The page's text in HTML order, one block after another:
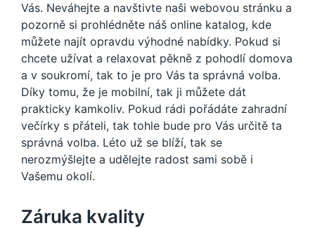
Vás. Neváhejte a navštivte naši webovou stránku a
pozorně si prohlédněte náš online katalog, kde
můžete najít opravdu výhodné nabídky. Pokud si
chcete užívat a relaxovat pěkně z pohodlí domova
a v soukromí, tak to je pro Vás ta správná volba.
Díky tomu, že je mobilní, tak ji můžete dát
prakticky kamkoliv. Pokud rádi pořádáte zahradní
večírky s přáteli, tak tohle bude pro Vás určitě ta
správná volba. Léto už se blíží, tak se
nerozmýšlejte a udělejte radost sami sobě i
Vašemu okolí.
Záruka kvality